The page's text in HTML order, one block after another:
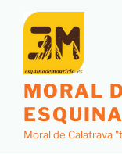
contenido
MORAL
Moral de Calatrava